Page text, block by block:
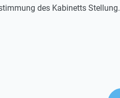
des Kabinetts Stellung.